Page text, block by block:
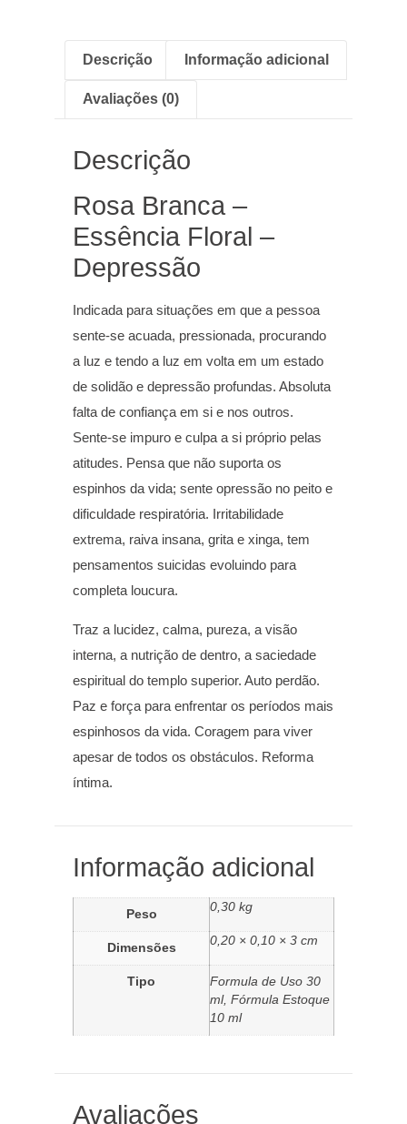
Descrição Informação adicional
Avaliações (0)
Descrição
Rosa Branca –
Essência Floral –
Depressão
Indicada para situações em que a pessoa
sente-se acuada, pressionada, procurando
a luz e tendo a luz em volta em um estado
de solidão e depressão profundas. Absoluta
falta de confiança em si e nos outros.
Sente-se impuro e culpa a si próprio pelas
atitudes. Pensa que não suporta os
espinhos da vida; sente opressão no peito e
dificuldade respiratória. Irritabilidade
extrema, raiva insana, grita e xinga, tem
pensamentos suicidas evoluindo para
completa loucura.
Traz a lucidez, calma, pureza, a visão
interna, a nutrição de dentro, a saciedade
espiritual do templo superior. Auto perdão.
Paz e força para enfrentar os períodos mais
espinhosos da vida. Coragem para viver
apesar de todos os obstáculos. Reforma
íntima.
Informação adicional
Peso
0,30 kg
Dimensões
0,20 × 0,10 × 3 cm
Tipo
Formula de Uso 30
ml, Fórmula Estoque
10 ml
Avaliações